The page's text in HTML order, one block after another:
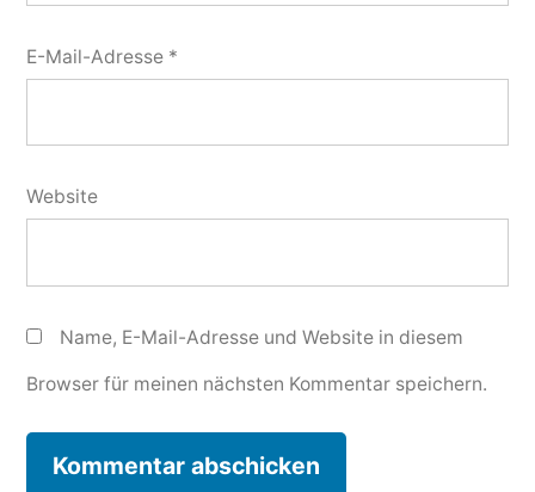
E-Mail-Adresse *
Website
Name, E-Mail-Adresse und Website in diesem
Browser für meinen nächsten Kommentar speichern.